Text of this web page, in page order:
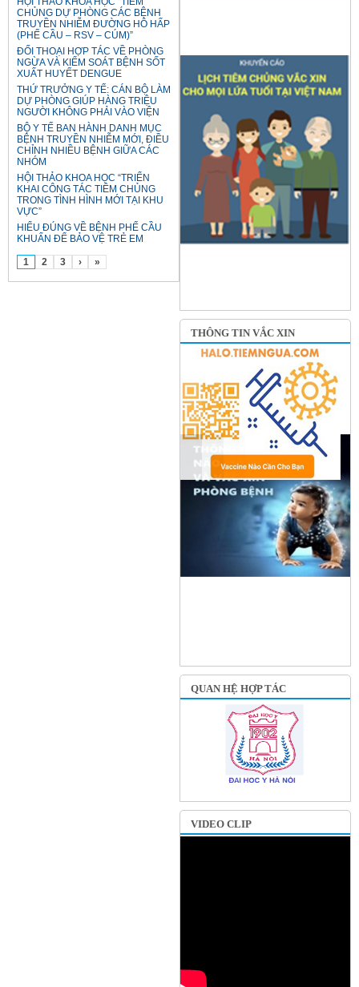
CHỦNG DỰ PHÒNG CÁC BỆNH
TRUYỀN NHIỄM ĐƯỜNG HÔ HẤP
(PHẾ CẦU – RSV – CÚM)”
ĐỐI THOẠI HỢP TÁC VỀ PHÒNG
NGỪA VÀ KIỂM SOÁT BỆNH SỐT
XUẤT HUYẾT DENGUE
THỨ TRƯỞNG Y TẾ: CÁN BỘ LÀM
DỰ PHÒNG GIÚP HÀNG TRIỆU
NGƯỜI KHÔNG PHẢI VÀO VIỆN
BỘ Y TẾ BAN HÀNH DANH MỤC
BỆNH TRUYỀN NHIỄM MỚI, ĐIỀU
CHỈNH NHIỀU BỆNH GIỮA CÁC
NHÓM
HỘI THẢO KHOA HỌC “TRIỂN
KHAI CÔNG TÁC TIÊM CHỦNG
TRONG TÌNH HÌNH MỚI TẠI KHU
VỰC”
HIỂU ĐÚNG VỀ BỆNH PHẾ CẦU
KHUẨN ĐỂ BẢO VỆ TRẺ EM
1 2 3 › »
THÔNG TIN VẮC XIN
QUAN HỆ HỢP TÁC
VIDEO CLIP